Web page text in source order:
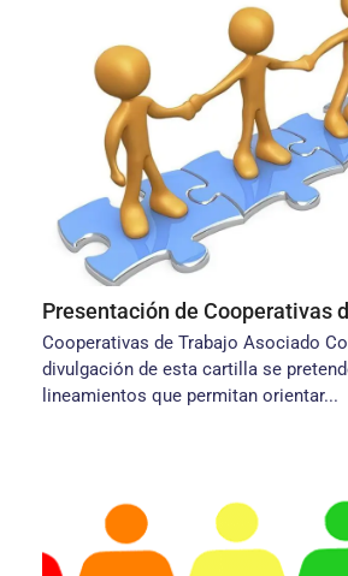
Presentación de Cooperativas
Cooperativas de Trabajo Asociado
divulgación de esta cartilla se
lineamientos que permitan orientar...